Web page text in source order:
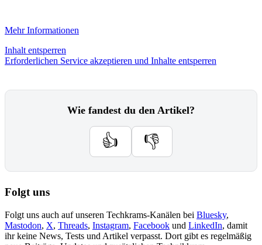
Mehr Informationen
Inhalt entsperren
Erforderlichen Service akzeptieren und Inhalte entsperren
Wie fandest du den Artikel?
👍 👎
Folgt uns
Folgt uns auch auf unseren Techkrams-Kanälen bei Bluesky,
Mastodon, X, Threads, Instagram, Facebook und LinkedIn, damit
ihr keine News, Tests und Artikel verpasst. Dort gibt es regelmäßig